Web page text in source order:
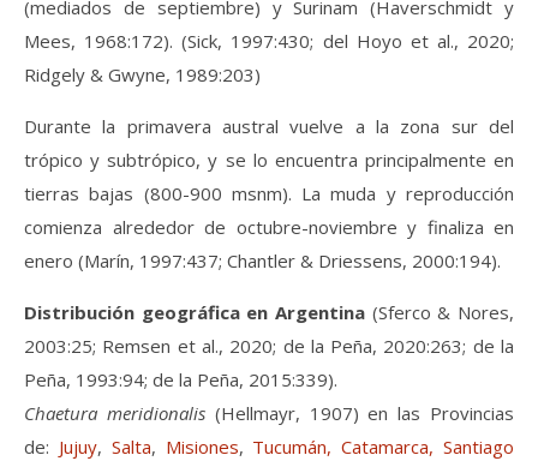
(mediados de septiembre) y Surinam (Haverschmidt y
Mees, 1968:172). (Sick, 1997:430; del Hoyo et al., 2020;
Ridgely & Gwyne, 1989:203)
Durante la primavera austral vuelve a la zona sur del
trópico y subtrópico, y se lo encuentra principalmente en
tierras bajas (800-900 msnm). La muda y reproducción
comienza alrededor de octubre-noviembre y finaliza en
enero (Marín, 1997:437; Chantler & Driessens, 2000:194).
Distribución geográfica en Argentina (Sferco & Nores,
2003:25; Remsen et al., 2020; de la Peña, 2020:263; de la
Peña, 1993:94; de la Peña, 2015:339).
Chaetura meridionalis(Hellmayr, 1907) en las Provincias
de: Jujuy, Salta, Misiones, Tucumán, Catamarca, Santiago